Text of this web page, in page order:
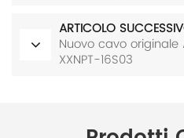
ARTICOLO
Nuovo cavo
XXNPT-16S03